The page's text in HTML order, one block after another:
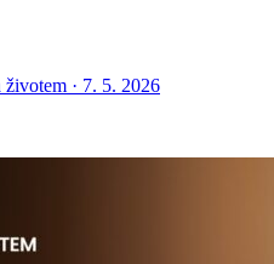
· 7. 5. 2026